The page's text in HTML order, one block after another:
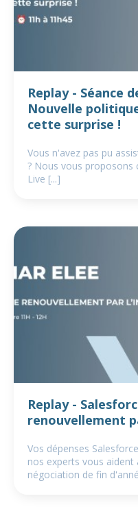
Replay - Séance
Nouvelle
cette surprise !
Vous n'avez pas pu
? Nous vous proposons
Live [...]
Replay -
renouvellement
Vos dépenses
nos experts vous
négociation de fin